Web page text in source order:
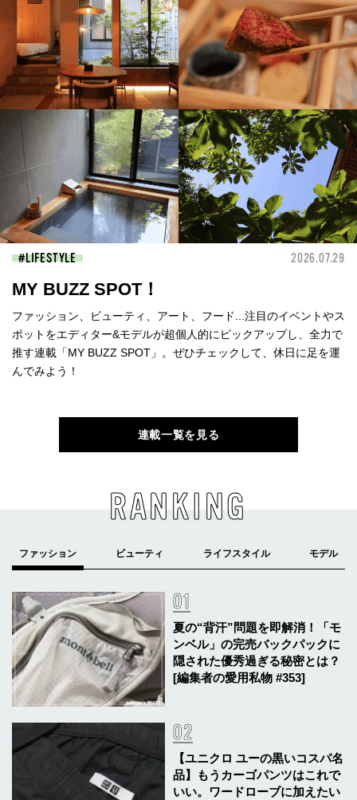
LIFESTYLE 2026.07.29
MY BUZZ SPOT！
ファッション、ビューティ、アート、フード...注目のイベントやス
ポットをエディター&モデルが超個人的にピックアップし、全力で
推す連載「MY BUZZ SPOT」。ぜひチェックして、休日に足を運
んでみよう！
連載一覧を見る
RANKING
夏の“背汗”問題を即解消！「モ
ンベル」の完売バックパックに
隠された優秀過ぎる秘密とは？
[編集者の愛用私物 #353]
【ユニクロ ユーの黒いコスパ名
品】もうカーゴパンツはこれで
いい。ワードローブに加えたい